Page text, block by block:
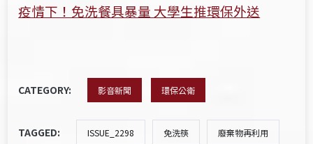
疫情下！免洗餐具暴量 大學生推環保外送
CATEGORY: 影音新聞 環保公衛
TAGGED: ISSUE_2298 免洗筷 廢棄物再利用